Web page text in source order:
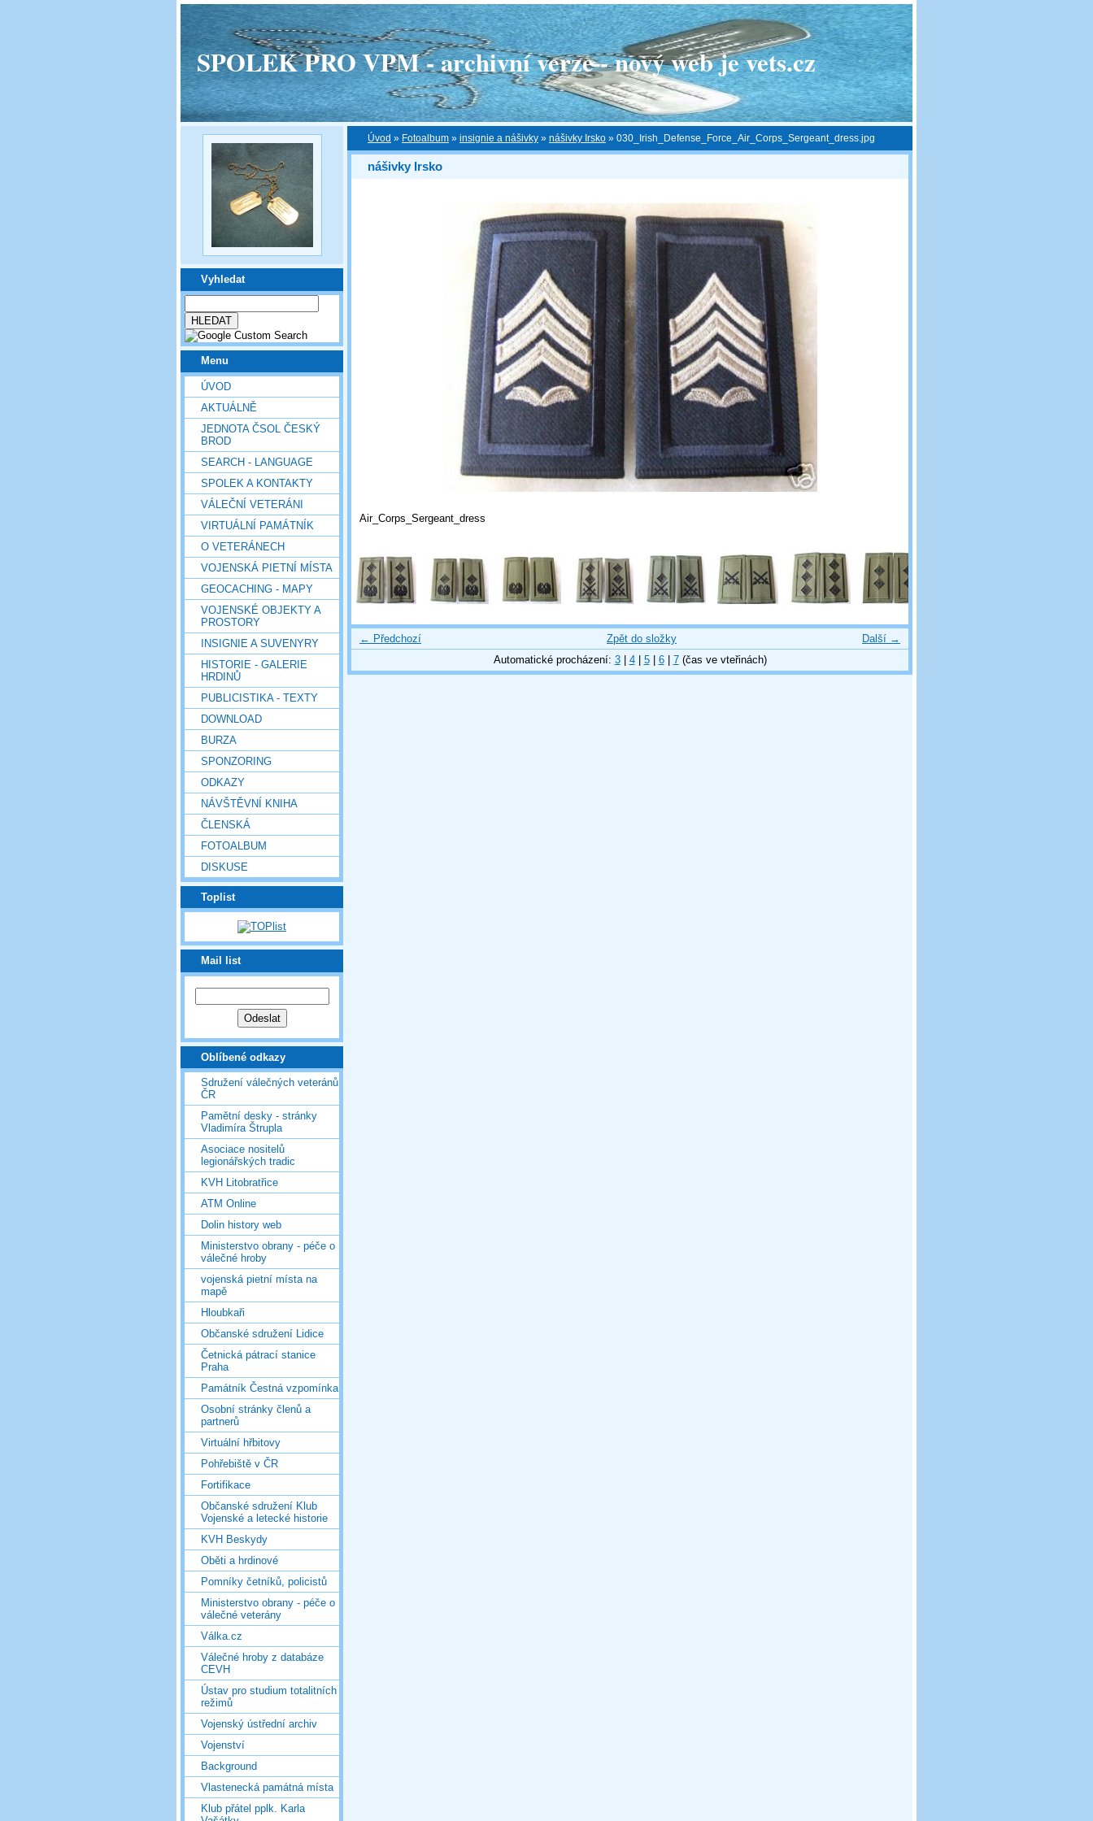
SPOLEK PRO VPM - archivní verze - nový web je vets.cz
Vyhledat
Menu
ÚVOD
AKTUÁLNĚ
JEDNOTA ČSOL ČESKÝ
BROD
SEARCH - LANGUAGE
SPOLEK A KONTAKTY
VÁLEČNÍ VETERÁNI
VIRTUÁLNÍ PAMÁTNÍK
O VETERÁNECH
VOJENSKÁ PIETNÍ MÍSTA
GEOCACHING - MAPY
VOJENSKÉ OBJEKTY A
PROSTORY
INSIGNIE A SUVENYRY
HISTORIE - GALERIE
HRDINŮ
PUBLICISTIKA - TEXTY
DOWNLOAD
BURZA
SPONZORING
ODKAZY
NÁVŠTĚVNÍ KNIHA
ČLENSKÁ
FOTOALBUM
DISKUSE
Toplist
Mail list
Oblíbené odkazy
Sdružení válečných veteránů
ČR
Pamětní desky - stránky
Vladimíra Štrupla
Asociace nositelů
legionářských tradic
KVH Litobratřice
ATM Online
Dolin history web
Ministerstvo obrany - péče o
válečné hroby
vojenská pietní místa na
mapě
Hloubkaři
Občanské sdružení Lidice
Četnická pátrací stanice
Praha
Památník Čestná vzpomínka
Osobní stránky členů a
partnerů
Virtuální hřbitovy
Pohřebiště v ČR
Fortifikace
Občanské sdružení Klub
Vojenské a letecké historie
KVH Beskydy
Oběti a hrdinové
Pomníky četníků, policistů
Ministerstvo obrany - péče o
válečné veterány
Válka.cz
Válečné hroby z databáze
CEVH
Ústav pro studium totalitních
režimů
Vojenský ústřední archiv
Vojenství
Background
Vlastenecká památná místa
Klub přátel pplk. Karla
Úvod » Fotoalbum » insignie a nášivky » nášivky Irsko » 030_Irish_Defense_Force_Air_Corps_Sergeant_dress.jpg
nášivky Irsko
Air_Corps_Sergeant_dress
← Předchozí Další →
Zpět do složky
Automatické procházení: 3| 4| 5| 6| 7(čas ve vteřinách)